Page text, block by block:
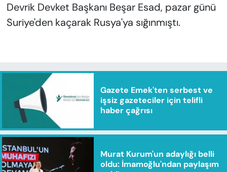
Devrik Devket Başkanı Beşar Esad, pazar günü
Suriye'den kaçarak Rusya'ya sığınmıştı.
Gazete Emek'ten serbest ve
işsiz gazeteciler için telifli
haber çağrısı
Murat Kurum'un adaylığı belli
oldu: İmamoğlu'ndan paylaşım